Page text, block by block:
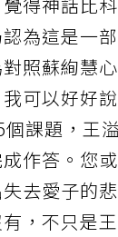
為這是一
照蘇絢慧
可以好好
課題，王
作答。您
去愛子的
，不只是王